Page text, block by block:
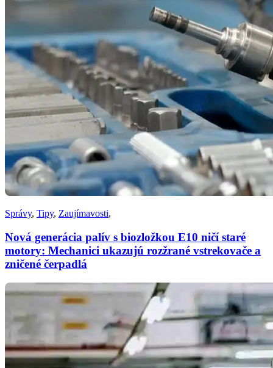
Správy, Tipy, Zaujímavosti,
Nová generácia palív s biozložkou E10 ničí staré
motory: Mechanici ukazujú rozžrané vstrekovače a
zničené čerpadlá